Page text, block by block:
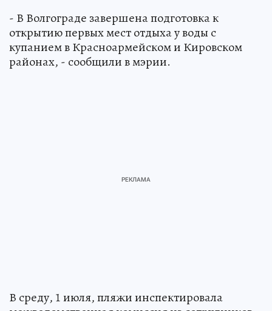
- В Волгограде завершена подготовка к
открытию первых мест отдыха у воды с
купанием в Красноармейском и Кировском
районах, - сообщили в мэрии.
В среду, 1 июля, пляжи инспектировала